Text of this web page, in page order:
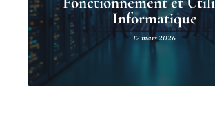
Informatique
12 mars 2026